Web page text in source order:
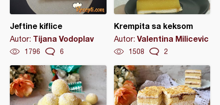
Jeftine kiflice
Autor: Tijana Vodoplav
1796 6
Krempita sa keksom
Autor: Valentina Milicevic
1508 2